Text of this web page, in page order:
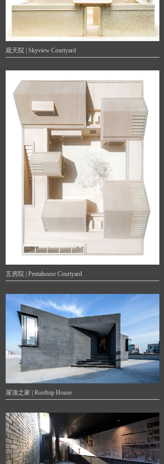
观天院 | Skyview Courtyard
五房院 | Pentahouse Courtyard
屋顶之家 | Rooftop House